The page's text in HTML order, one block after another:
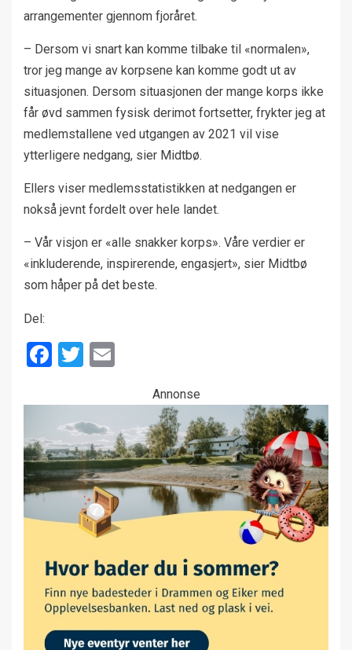
arrangementer gjennom fjoråret.
– Dersom vi snart kan komme tilbake til «normalen»,
tror jeg mange av korpsene kan komme godt ut av
situasjonen. Dersom situasjonen der mange korps ikke
får øvd sammen fysisk derimot fortsetter, frykter jeg at
medlemstallene ved utgangen av 2021 vil vise
ytterligere nedgang, sier Midtbø.
Ellers viser medlemsstatistikken at nedgangen er
nokså jevnt fordelt over hele landet.
– Vår visjon er «alle snakker korps». Våre verdier er
«inkluderende, inspirerende, engasjert», sier Midtbø
som håper på det beste.
Del:
Facebook
Twitter
Annonse